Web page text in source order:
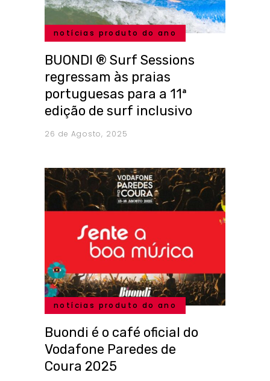
notícias produto do ano
BUONDI ® Surf Sessions
regressam às praias
portuguesas para a 11ª
edição de surf inclusivo
26 de Agosto, 2025
notícias produto do ano
Buondi é o café oficial do
Vodafone Paredes de
Coura 2025